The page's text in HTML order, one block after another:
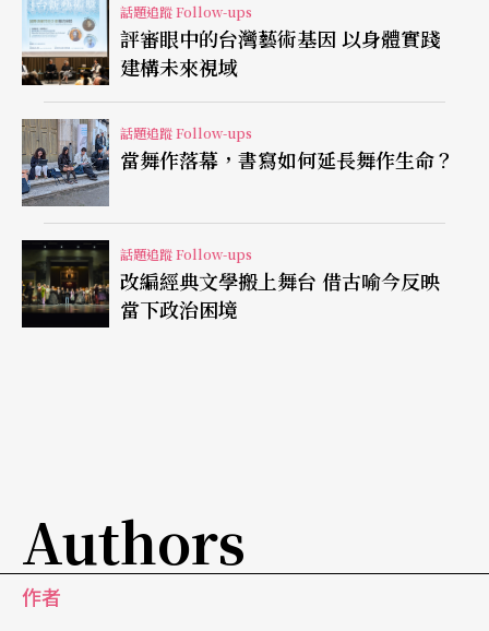
補助，通常也只能負擔三分之二的費用，這也時常
讓山﨑健太感到不安，因為明年是否能夠再次獲得
補助並不確定。
山﨑健太認為，以目前日本藝術評論的現狀來說，
面臨著幾個根本性的問題。首先，能夠發表藝術評
論的平台非常有限，這讓年輕世代的評論人難以找
到投稿機會。第二，因為幾乎沒有針對評論人的補
助，導致許多年輕人因為經濟壓力選擇放棄，留下
所以，在這樣的情況下，山﨑健太希望能夠藉由自
己的力量去推動一些改變。對他來說，來到台灣最
開心的事情是能夠認識許多酷兒藝術家及其作品，
話題追蹤 Follow-ups
評審眼中的台灣藝術基因 以身體實踐
建構未來視域
話題追蹤 Follow-ups
當舞作落幕，書寫如何延長舞作生命？
話題追蹤 Follow-ups
改編經典文學搬上舞台 借古喻今反映
當下政治困境
Authors
作者